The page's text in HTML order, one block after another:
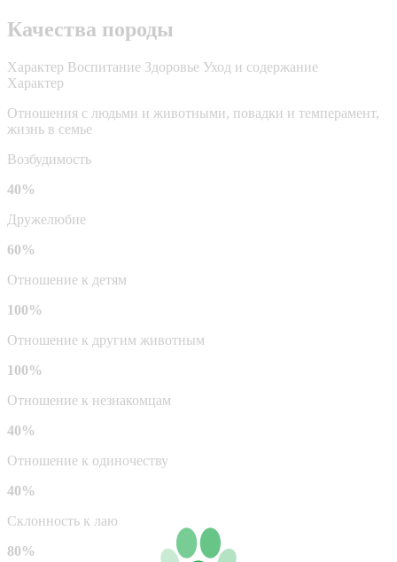
Качества породы
Характер Воспитание Здоровье Уход и содержание
Характер
Отношения с людьми и животными, повадки и темперамент,
жизнь в семье
Возбудимость
40%
Дружелюбие
60%
Отношение к детям
100%
Отношение к другим животным
100%
Отношение к незнакомцам
40%
Отношение к одиночеству
40%
Склонность к лаю
80%